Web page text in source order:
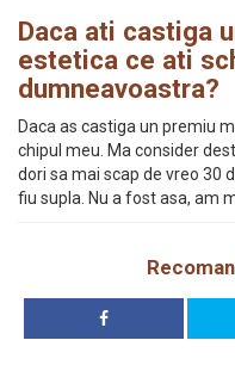
Daca ati castiga
estetica ce ati
dumneavoastra?
Daca as castiga un premiu
chipul meu. Ma consider
dori sa mai scap de vreo 30
fiu supla. Nu a fost asa, am